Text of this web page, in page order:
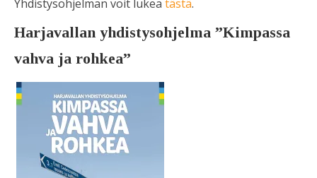
Yhdistysohjelman voit lukea tästä.
Harjavallan yhdistysohjelma ”Kimpassa
vahva ja rohkea”